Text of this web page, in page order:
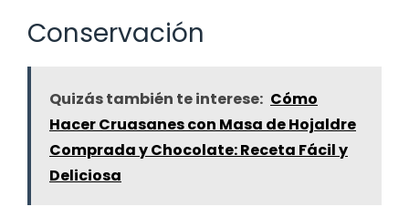
Conservación
Quizás también te interese: Cómo
Hacer Cruasanes con Masa de Hojaldre
Comprada y Chocolate: Receta Fácil y
Deliciosa